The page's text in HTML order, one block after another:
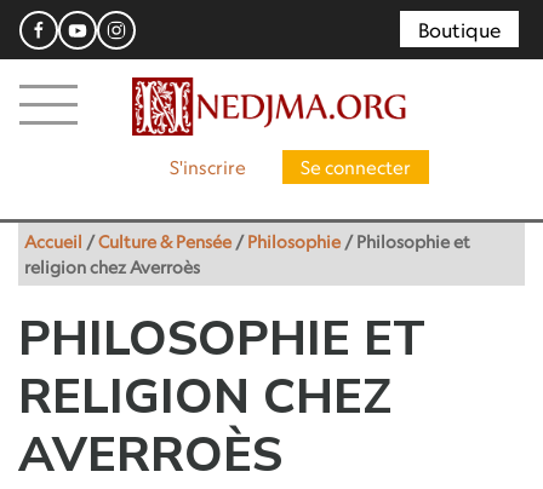
Boutique
S'inscrire Se connecter
Accueil /Culture & Pensée /Philosophie /Philosophie et
religion chez Averroès
PHILOSOPHIE ET
RELIGION CHEZ
AVERROÈS